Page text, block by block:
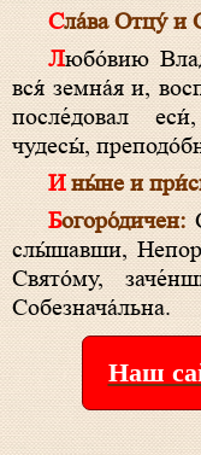
Сла́ва Отцу́
Любо́вию Влады́чнею разже́гся, оста́вил еси́
вся́ земна́я и,
после́довал
чудесы́,
И ны́не и
Богоро́дичен:
слы́шавши,
Свято́му,
Собезнача́льна.
Наш